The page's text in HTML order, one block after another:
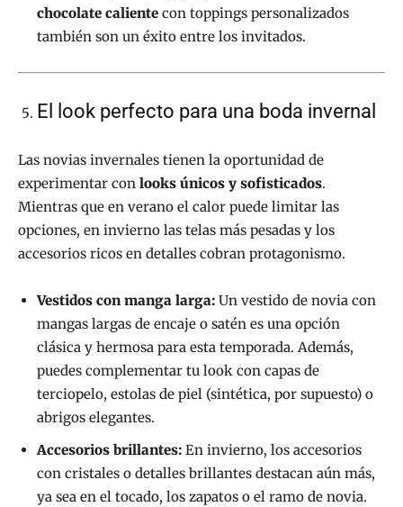
chocolate caliente con toppings personalizados
también son un éxito entre los invitados.
El look perfecto para una boda invernal
Las novias invernales tienen la oportunidad de
experimentar con looks únicos y sofisticados.
Mientras que en verano el calor puede limitar las
opciones, en invierno las telas más pesadas y los
accesorios ricos en detalles cobran protagonismo.
Vestidos con manga larga: Un vestido de novia con
mangas largas de encaje o satén es una opción
clásica y hermosa para esta temporada. Además,
puedes complementar tu look con capas de
terciopelo, estolas de piel (sintética, por supuesto) o
abrigos elegantes.
Accesorios brillantes: En invierno, los accesorios
con cristales o detalles brillantes destacan aún más,
ya sea en el tocado, los zapatos o el ramo de novia.